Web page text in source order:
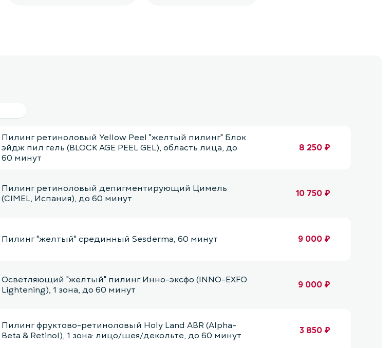
Пилинг ретиноловый Yellow Peel "желтый пилинг" Блок
эйдж пил гель (BLOCK AGE PEEL GEL), область лица, до
60 минут
8 250 ₽
Пилинг ретиноловый депигментирующий Цимель
(CIMEL, Испания), до 60 минут
10 750 ₽
Пилинг "желтый" срединный Sesderma, 60 минут 9 000 ₽
Осветляющий "желтый" пилинг Инно-эксфо (INNO-EXFO
Lightening), 1 зона, до 60 минут
9 000 ₽
Пилинг фруктово-ретиноловый Holy Land ABR (Alpha-
Beta & Retinol), 1 зона: лицо/шея/декольте, до 60 минут
3 850 ₽